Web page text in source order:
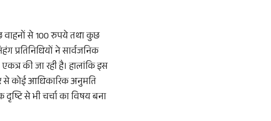
वाहनों से 100 रुपये तथा कुछ
प्रतिनिधियों ने सार्वजनिक
की जा रही है। हालांकि इस
से कोई आधिकारिक अनुमति
से भी चर्चा का विषय बना